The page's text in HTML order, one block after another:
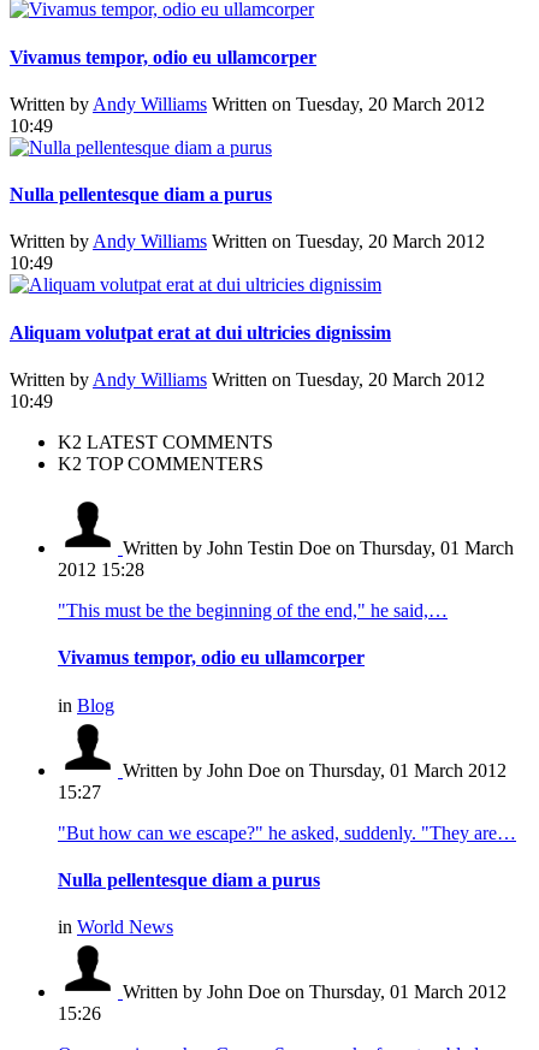
Vivamus tempor, odio eu ullamcorper
Written by Andy Williams Written on Tuesday, 20 March 2012
10:49
Nulla pellentesque diam a purus
Written byAndy Williams Written on Tuesday, 20 March 2012
10:49
Aliquam volutpat erat at dui ultricies dignissim
Written by Andy Williams Written on Tuesday, 20 March 2012
10:49
K2 LATEST COMMENTS
K2 TOP COMMENTERS
Written by John Testin Doe on Thursday, 01 March
2012 15:28
"This must be the beginning of the end," he said,…
Vivamus tempor, odio eu ullamcorper
in Blog
Written by John Doe on Thursday, 01 March 2012
15:27
"But how can we escape?" he asked, suddenly. "They are…
Nulla pellentesque diam a purus
in World News
Written by John Doe on Thursday, 01 March 2012
15:26